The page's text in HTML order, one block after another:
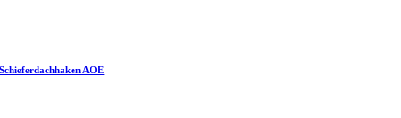
Schieferdachhaken AOE